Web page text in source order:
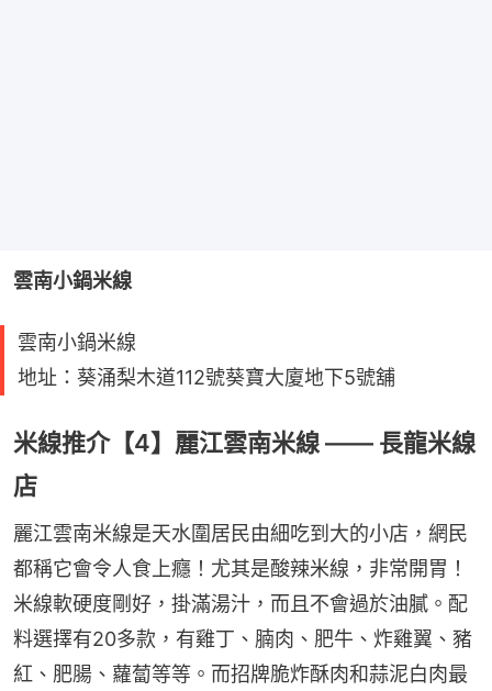
雲南小鍋米線
雲南小鍋米線
地址：葵涌梨木道112號葵寶大廈地下5號舖
米線推介【4】麗江雲南米線 —— 長龍米線
店
麗江雲南米線是天水圍居民由細吃到大的小店，網民
都稱它會令人食上癮！尤其是酸辣米線，非常開胃！
米線軟硬度剛好，掛滿湯汁，而且不會過於油膩。配
料選擇有20多款，有雞丁、腩肉、肥牛、炸雞翼、豬
紅、肥腸、蘿蔔等等。而招牌脆炸酥肉和蒜泥白肉最